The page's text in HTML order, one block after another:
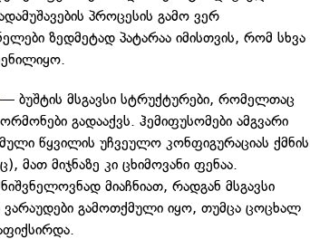
პროცესის გამო ვერ
ზედმეტად პატარაა იმისთვის, რომ სხვა
— ბუშტის მსგავსი სტრუქტურები, რომელთაც
გადააქვს. ჰემიფუსომები ამგვარი
წყვილის უჩვეულო კონფიგურაციას ქმნის
მათ მიჯნაზე კი ცხიმოვანი ფენაა.
მიაჩნიათ, რადგან მსგავსი
ვარაუდები გამოთქმული იყო, თუმცა ცოცხალ